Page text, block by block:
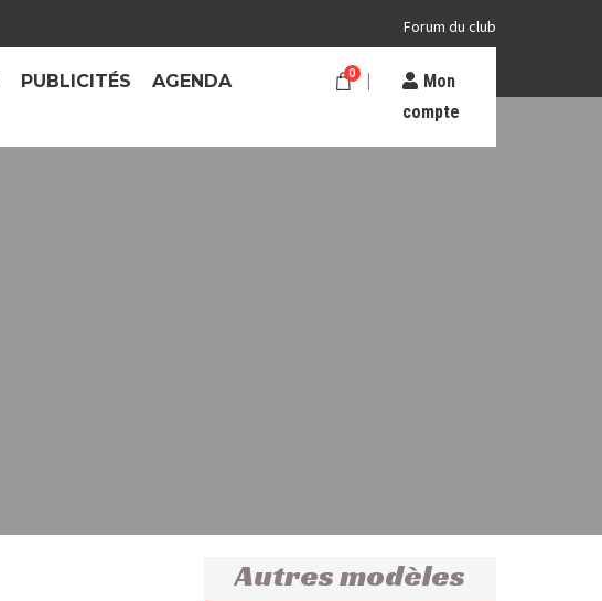
Forum du club
PUBLICITÉS
AGENDA
0
Mon
compte
Autres modèles